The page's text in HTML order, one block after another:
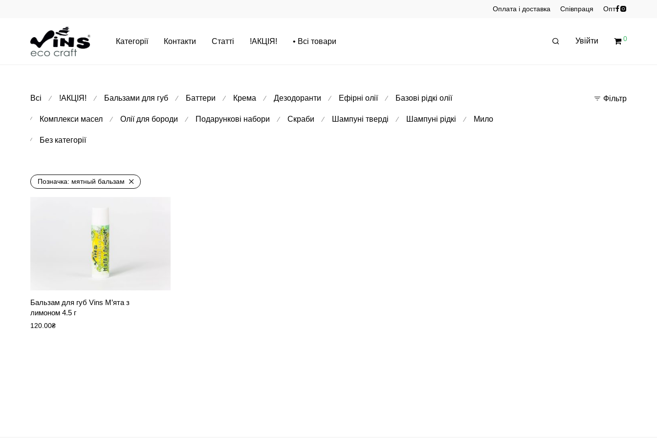
Оплата і доставка Співпраця Опт
Категорії Контакти Статті !АКЦІЯ! • Всі товари Увійти 0
Фільтр
Всі ⁄ !АКЦІЯ! ⁄ Бальзами для губ ⁄ Баттери ⁄ Крема ⁄ Дезодоранти ⁄ Ефірні олії ⁄ Базові рідкі олії
⁄ Комплекси масел ⁄ Олії для бороди ⁄ Подарункові набори ⁄ Скраби ⁄ Шампуні тверді ⁄ Шампуні рідкі ⁄ Мило
⁄ Без категорії
Позначка: мятный бальзам
Бальзам для губ Vins М’ята з
лимоном 4.5 г
120.00₴